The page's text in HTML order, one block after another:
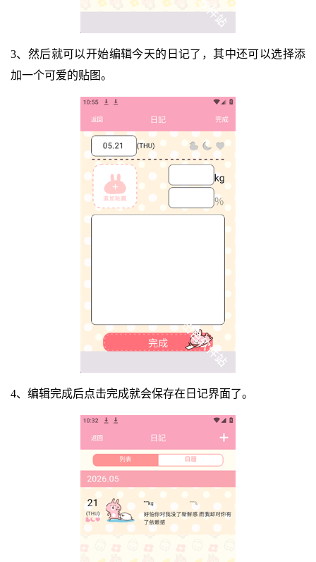
3、然后就可以开始编辑今天的日记了，其中还可以选择添
加一个可爱的贴图。
4、编辑完成后点击完成就会保存在日记界面了。